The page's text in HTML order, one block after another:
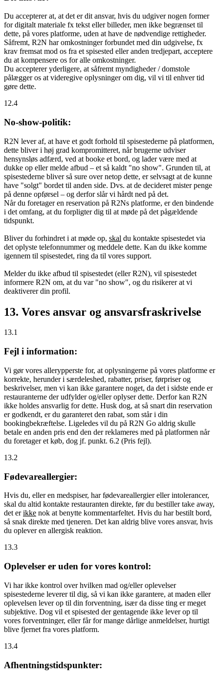
Du accepterer at, at det er dit ansvar, hvis du udgiver nogen former
for digitalt materiale fx tekst eller billeder, men ikke begrænset til
dette, på vores platforme, uden at have de nødvendige rettigheder.
Såfremt, R2N har omkostninger forbundet med din udgivelse, fx
krav fremsat mod os fra et spisested eller anden tredjepart, acceptere
du at kompensere os for alle omkostninger.
Du accepterer yderligere, at såfremt myndigheder / domstole
pålægger os at videregive oplysninger om dig, vil vi til enhver tid
gøre dette.
12.4
No-show-politik:
R2N lever af, at have et godt forhold til spisestederne på platformen,
dette bliver i høj grad kompromitteret, når brugerne udviser
hensynsløs adfærd, ved at booke et bord, og lader være med at
dukke op eller melde afbud – et så kaldt "no show". Grunden til, at
spisestederne bliver så sure over netop dette, er selvsagt at de kunne
have "solgt" bordet til anden side. Dvs. at de decideret mister penge
på denne opførsel – og derfor slår vi hårdt ned på det.
Når du foretager en reservation på R2Ns platforme, er den bindende
i det omfang, at du forpligter dig til at møde på det pågældende
tidspunkt.
Bliver du forhindret i at møde op, skal du kontakte spisestedet via
det oplyste telefonnummer og meddele dette. Kan du ikke komme
igennem til spisestedet, ring da til vores support.
Melder du ikke afbud til spisestedet (eller R2N), vil spisestedet
informere R2N om, at du var "no show", og du risikerer at vi
deaktiverer din profil.
13. Vores ansvar og ansvarsfraskrivelse
13.1
Fejl i information:
Vi gør vores allerypperste for, at oplysningerne på vores platforme er
korrekte, herunder i særdeleshed, rabatter, priser, førpriser og
beskrivelser, men vi kan ikke garantere noget, da det i sidste ende er
restauranterne der udfylder og/eller oplyser dette. Derfor kan R2N
ikke holdes ansvarlig for dette. Husk dog, at så snart din reservation
er godkendt, er du garanteret den rabat, som står i din
bookingbekræftelse. Ligeledes vil du på R2N Go aldrig skulle
betale en anden pris end den der reklameres med på platformen når
du foretager et køb, dog jf. punkt. 6.2 (Pris fejl).
13.2
Fødevareallergier:
Hvis du, eller en medspiser, har fødevareallergier eller intolerancer,
skal du altid kontakte restauranten direkte, før du bestiller take away,
det erikke nok at benytte kommentarfeltet. Hvis du har bestilt bord,
så snak direkte med tjeneren. Det kan aldrig blive vores ansvar, hvis
du oplever en allergisk reaktion.
13.3
Oplevelser er uden for vores kontrol:
Vi har ikke kontrol over hvilken mad og/eller oplevelser
spisestederne leverer til dig, så vi kan ikke garantere, at maden eller
oplevelsen lever op til din forventning, især da disse ting er meget
subjektive. Dog vil et spisested der gentagende ikke lever op til
vores forventninger, eller får for mange dårlige anmeldelser, hurtigt
blive fjernet fra vores platform.
13.4
Afhentningstidspunkter: